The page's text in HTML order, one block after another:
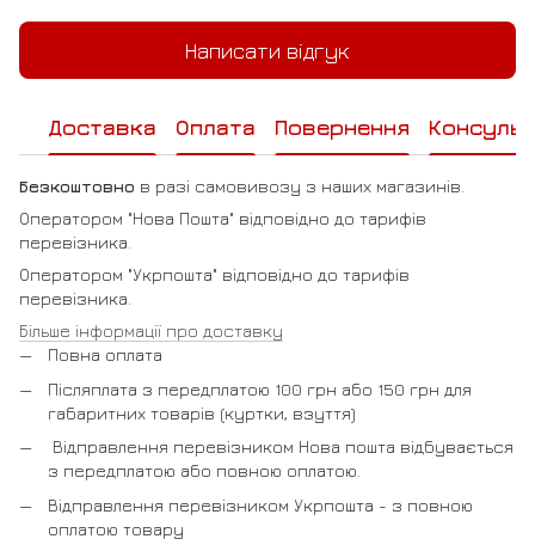
Написати відгук
Доставка Оплата Повернення
Безкоштовно в разі самовивозу з наших магазинів.
Оператором "Нова Пошта" відповідно до тарифів
перевізника.
Оператором "Укрпошта" відповідно до тарифів
перевізника.
Більше інформації про доставку
Повна оплата
Післяплата з передплатою 100 грн або 150 грн для
габаритних товарів (куртки, взуття)
Відправлення перевізником Нова пошта відбувається
з передплатою або повною оплатою.
Відправлення перевізником Укрпошта - з повною
оплатою товару